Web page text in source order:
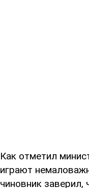
Как отметил
играют
чиновник заверил,